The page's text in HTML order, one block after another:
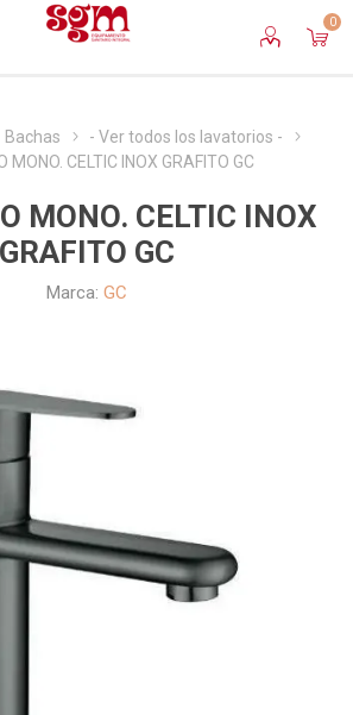
0
Bachas
- Ver todos los lavatorios -
MONO. CELTIC INOX GRAFITO GC
MONO. CELTIC INOX
GRAFITO GC
Marca: GC